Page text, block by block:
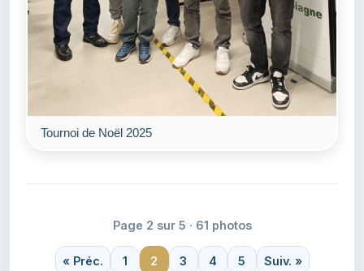
Tournoi de Noël 2025
Page 2 sur 5 · 61 photos
« Préc. 1 2 3 4 5 Suiv. »